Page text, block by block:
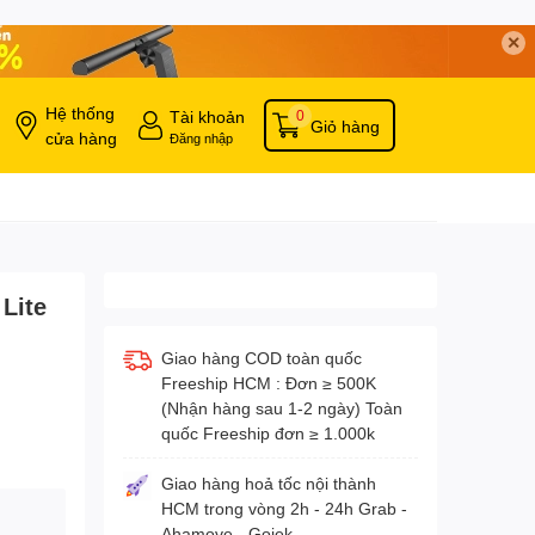
✕
Hệ thống
cửa hàng
Tài khoản
Đăng nhập
Giỏ hàng
0
Lite
Giao hàng COD toàn quốc
Freeship HCM : Đơn ≥ 500K
(Nhận hàng sau 1-2 ngày) Toàn
quốc Freeship đơn ≥ 1.000k
Giao hàng hoả tốc nội thành
HCM trong vòng 2h - 24h Grab -